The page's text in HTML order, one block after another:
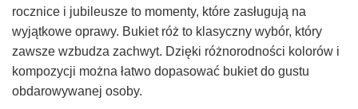
rocznice i jubileusze to momenty, które zasługują na
wyjątkowe oprawy. Bukiet róż to klasyczny wybór, który
zawsze wzbudza zachwyt. Dzięki różnorodności kolorów i
kompozycji można łatwo dopasować bukiet do gustu
obdarowywanej osoby.